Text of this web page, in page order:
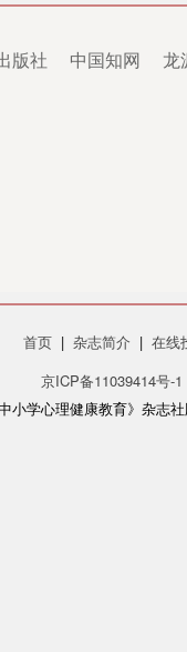
版社 中国知网 龙
首页| 杂志简介 | 在线
京ICP备11039414号-1
小学心理健康教育》杂志